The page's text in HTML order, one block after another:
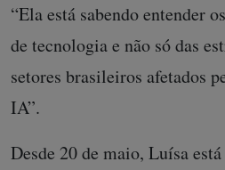
“Ela está sabendo entender
de tecnologia e não só das
setores brasileiros afetados
IA”.
Desde 20 de maio, Luísa